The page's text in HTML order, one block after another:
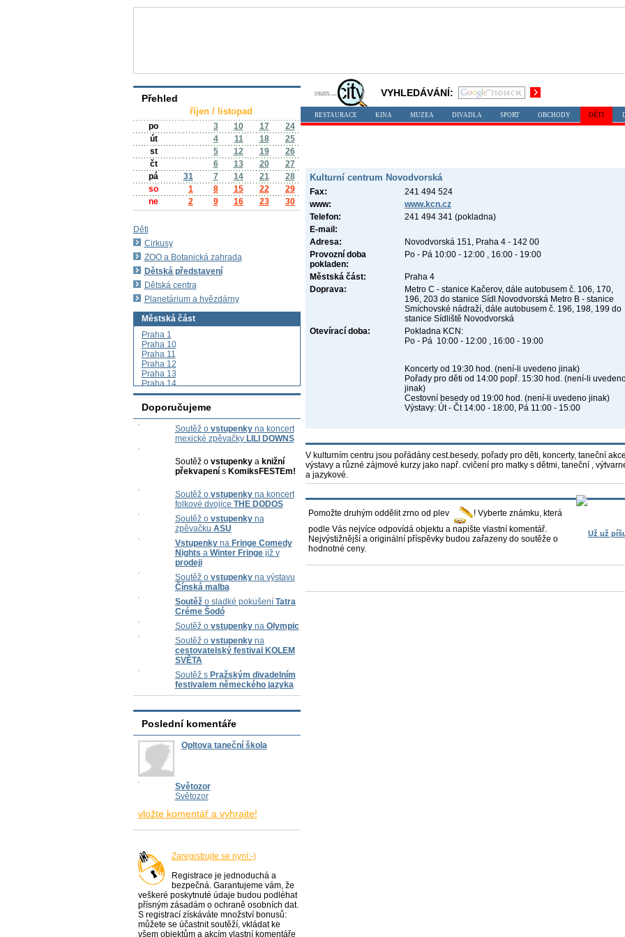
VYHLEDÁVÁNÍ:
RESTAURACE KINA MUZEA DIVADLA SPORT OBCHODY DĚTI
Kulturní centrum Novodvorská
Fax:
241 494 524
www:
www.kcn.cz
Telefon:
241 494 341 (pokladna)
E-mail:
Adresa:
Novodvorská 151, Praha 4 - 142 00
Provozní doba
pokladen:
Po - Pá 10:00 - 12:00 , 16:00 - 19:00
Městská část:
Praha 4
Doprava:
Metro C - stanice Kačerov, dále autobusem č. 106, 170,
196, 203 do stanice Sídl.Novodvorská Metro B - stanice
Smíchovské nádraží, dále autobusem č. 196, 198, 199 do
stanice Sídliště Novodvorská
Otevírací doba:
Pokladna KCN:
Po - Pá 10:00 - 12:00 , 16:00 - 19:00
Koncerty od 19:30 hod. (není-li uvedeno jinak)
Pořady pro děti od 14:00 popř. 15:30 hod. (není-li
jinak)
Cestovní besedy od 19:00 hod. (není-li uvedeno jinak)
Výstavy: Út - Čt 14:00 - 18:00, Pá 11:00 - 15:00
V kulturním centru jsou pořádány cest.besedy, pořady pro děti, koncerty, taneční
výstavy a různé zájmové kurzy jako např. cvičení pro matky s dětmi, taneční ,
a jazykové.
Už už
Pomožte druhým oddělit zrno od plev
! Vyberte známku, která
podle Vás nejvíce odpovídá objektu a napište vlastní komentář.
Nejvýstižnější a originální příspěvky budou zařazeny do soutěže o
hodnotné ceny.
Přehled
říjen / listopad
po
3 10 17
24
út
4 11 18
25
st
5 12 19
26
čt
6 13 20
27
pá
31 7 14 21
28
so
1 8 15 22
29
ne
2 9 16 23 30
Děti
Cirkusy
ZOO a Botanická zahrada
Dětská představení
Dětská centra
Planetárium a hvězdárny
Městská část
Praha 1
Praha 10
Praha 11
Praha 12
Praha 13
Praha 14
Praha 15
Praha 16
Praha 17
Praha 19
Praha 21
Praha 22
Doporučujeme
Soutěž o vstupenkyna koncert
mexické zpěvačky LILI DOWNS
Soutěž o vstupenkya knižní
překvapenís KomiksFESTEm!
Soutěž o vstupenkyna koncert
folkové dvojice THE DODOS
Soutěž o vstupenkyna
zpěvačku ASU
Vstupenkyna Fringe Comedy
Nights a Winter Fringejiž v
prodeji
Soutěž o vstupenkyna výstavu
Čínská malba
Soutěžo sladké pokušení Tatra
Créme Šodó
Soutěž o vstupenkyna Olympic
Soutěž o vstupenkyna
cestovatelský festival KOLEM
SVĚTA
Soutěž s Pražským divadelním
festivalem německého jazyka
Poslední komentáře
Opltova taneční škola
Světozor
Světozor
vložte komentář a vyhrajte!
Zaregistrujte se nyní:-)
Registrace je jednoduchá a
bezpečná. Garantujeme vám, že
veškeré poskytnuté údaje budou podléhat
přísným zásadám o ochraně osobních dat.
S registrací získáváte množství bonusů:
můžete se účastnit soutěží, vkládat ke
všem objektům a akcím vlastní komentáře